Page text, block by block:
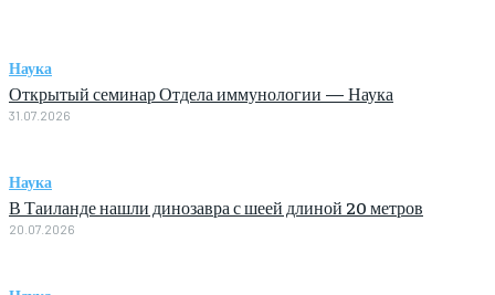
Наука
Открытый семинар Отдела иммунологии — Наука
31.07.2026
Наука
В Таиланде нашли динозавра с шеей длиной 20 метров
20.07.2026